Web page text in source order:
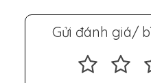
Gửi đánh giá/